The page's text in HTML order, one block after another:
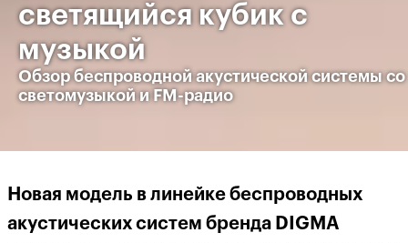
светящийся кубик с
музыкой
Обзор беспроводной акустической системы со
светомузыкой и FM-радио
Новая модель в линейке беспроводных
акустических систем бренда DIGMA